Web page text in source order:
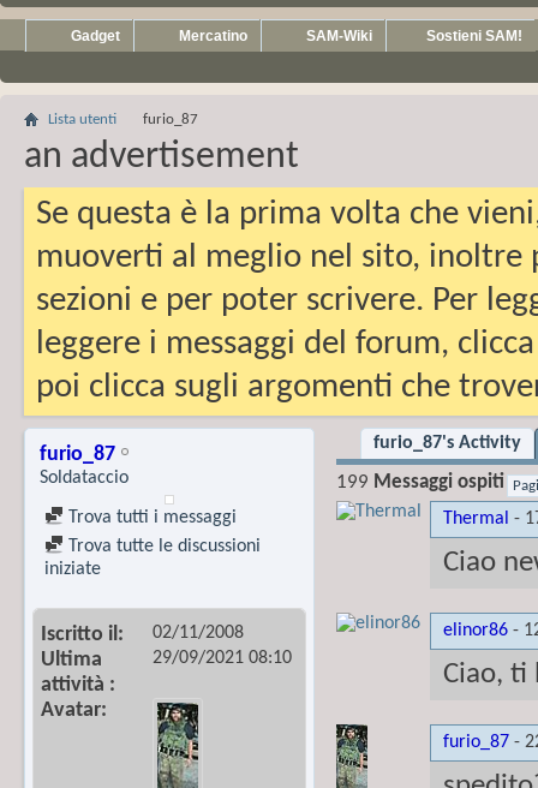
Gadget Mercatino SAM-Wiki Sostieni SAM!
Lista utenti furio_87
an advertisement
Se questa è la prima volta che
muoverti al meglio nel sito, inoltre
sezioni e per poter scrivere. Per
leggere i messaggi del forum,
poi clicca sugli argomenti che
furio_87
Soldataccio
Trova tutti i messaggi
Trova tutte le discussioni
iniziate
Iscritto il 02/11/2008
Ultima
attività
29/09/2021 08:10
Avatar
furio_87's Activity
199 Messaggi ospiti
Thermal -
Ciao
elinor86 -
Ciao, ti
furio_87 -